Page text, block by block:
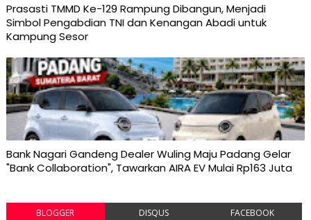
Prasasti TMMD Ke-129 Rampung Dibangun, Menjadi
Simbol Pengabdian TNI dan Kenangan Abadi untuk
Kampung Sesor
Bank Nagari Gandeng Dealer Wuling Maju Padang Gelar
"Bank Collaboration", Tawarkan AIRA EV Mulai Rp163 Juta
BLOGGER DISQUS FACEBOOK